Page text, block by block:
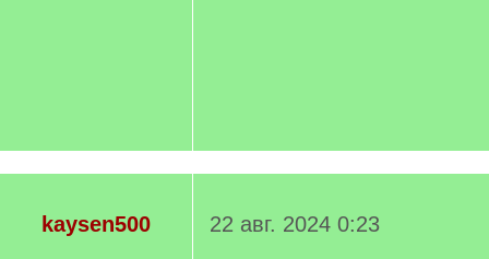
kaysen500
22 авг. 2024 0:23